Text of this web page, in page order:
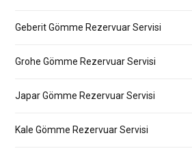
Geberit Gömme Rezervuar Servisi
Grohe Gömme Rezervuar Servisi
Japar Gömme Rezervuar Servisi
Kale Gömme Rezervuar Servisi